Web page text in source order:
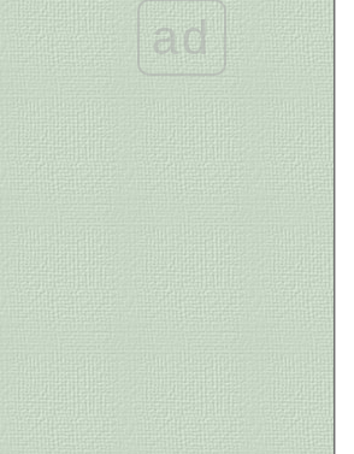
ม่วง
หญ้าไผ่จืด (ไผ่ร้อยกอ)
POGONATHERUM PANICEUM
กุมาริกา หรือ ช่อมาลี Parameria
laevigata (Juss.) Moldenke.
ต้นล่ำซำ Diospyros buxifolia.
บอนสี ช้างเผือกใบบัว, ฮาโวเที
ต้นบอนดำ Colocasia esculenta
(L.) Schott
ี่หุบ (ชื่อวิทยาศาสตร์: Magnolia
coco)
หลังฝนกระหน่ำ เราก็ล่าหยดน้ำสิ
เขียนบล็อกมา 13 ปีกว่า มีบางเรื่อง
อยากบอกก่อนจะไม่ได้บอก
เฟิร์นเกิดเองที่บ้านป่า
ad